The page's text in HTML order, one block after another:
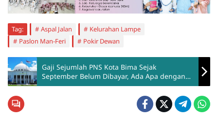
Tag: Aspal Jalan
Kelurahan Lampe
Paslon Man-Feri
Pokir Dewan
Gaji Sejumlah PNS Kota Bima Sejak
September Belum Dibayar, Ada Apa dengan
Pemkot ?